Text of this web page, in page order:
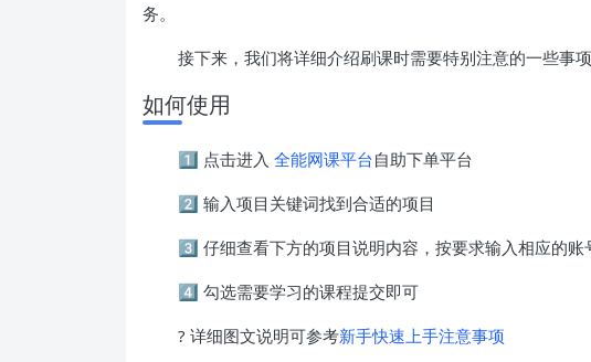
务。
接下来，我们将详细介绍刷课时需要特别注意的一些事
如何使用
1️⃣ 点击进入 全能网课平台自助下单平台
2️⃣ 输入项目关键词找到合适的项目
3️⃣ 仔细查看下方的项目说明内容，按要求输入相应的
4️⃣ 勾选需要学习的课程提交即可
? 详细图文说明可参考新手快速上手注意事项